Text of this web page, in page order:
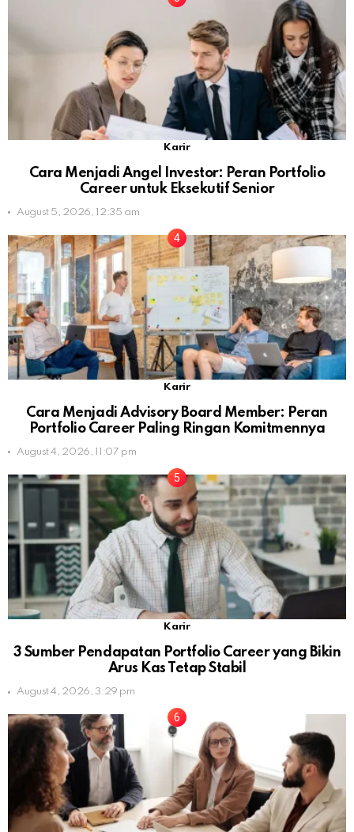
Karir
Cara Menjadi Angel Investor: Peran Portfolio
Career untuk Eksekutif Senior
August 5, 2026, 12:35 am
Karir
Cara Menjadi Advisory Board Member: Peran
Portfolio Career Paling Ringan Komitmennya
August 4, 2026, 11:07 pm
Karir
3 Sumber Pendapatan Portfolio Career yang Bikin
Arus Kas Tetap Stabil
August 4, 2026, 3:29 pm